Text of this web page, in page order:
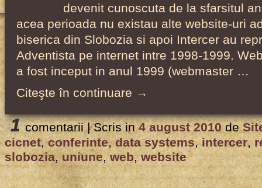
devenit cunoscuta de la sfarsitul
acea perioada nu existau alte website-uri
biserica din Slobozia si apoi Intercer au
Adventista pe internet intre 1998-1999.
a fost inceput in anul 1999 (webmaster …
Citeşte în continuare →
1 comentarii |Scris in 4 august 2010 de
cicnet,conferinte,data systems,intercer,
slobozia,uniune,web, website